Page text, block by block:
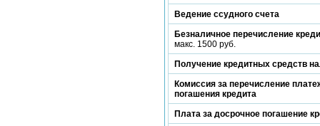
Ведение ссудного счета
Безналичное перечисление
макс. 1500 руб.
Получение кредитных средств
Комиссия за перечисление
погашения кредита
Плата за досрочное погашение